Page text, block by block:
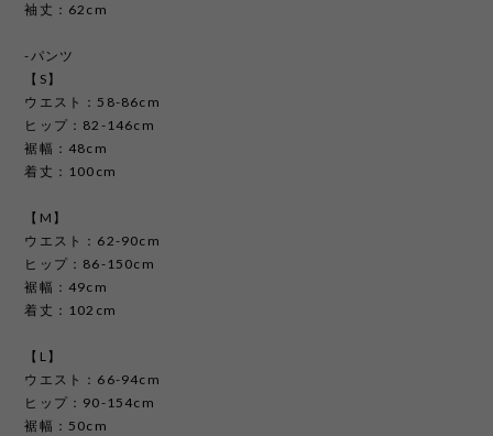
袖丈：62cm
-パンツ
【S】
ウエスト：58-86cm
ヒップ：82-146cm
裾幅：48cm
着丈：100cm
【M】
ウエスト：62-90cm
ヒップ：86-150cm
裾幅：49cm
着丈：102cm
【L】
ウエスト：66-94cm
ヒップ：90-154cm
裾幅：50cm